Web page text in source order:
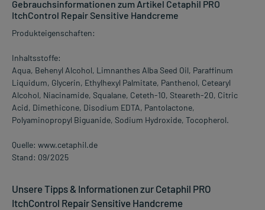
Gebrauchsinformationen zum Artikel Cetaphil PRO
ItchControl Repair Sensitive Handcreme
Produkteigenschaften:
Inhaltsstoffe:
Aqua, Behenyl Alcohol, Limnanthes Alba Seed Oil, Paraffinum
Liquidum, Glycerin, Ethylhexyl Palmitate, Panthenol, Cetearyl
Alcohol, Niacinamide, Squalane, Ceteth-10, Steareth-20, Citric
Acid, Dimethicone, Disodium EDTA, Pantolactone,
Polyaminopropyl Biguanide, Sodium Hydroxide, Tocopherol.
Quelle: www.cetaphil.de
Stand: 09/2025
Unsere Tipps & Informationen zur Cetaphil PRO
ItchControl Repair Sensitive Handcreme